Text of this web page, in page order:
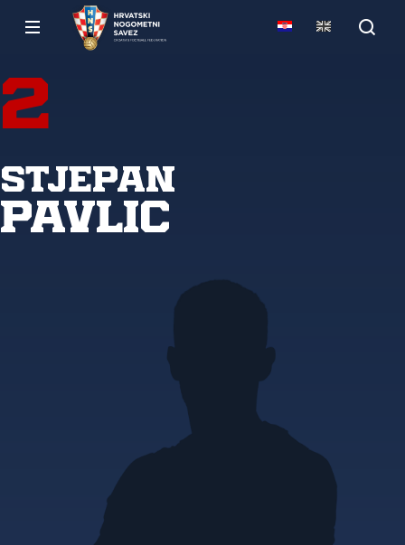
2
Stjepan
Pavlic